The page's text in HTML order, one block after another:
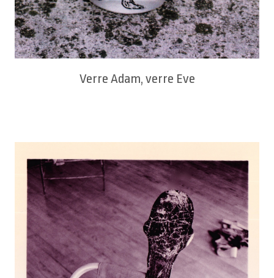
Verre Adam, verre Eve